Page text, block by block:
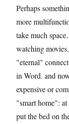
Perhaps
more
take much
watching
"eternal"
in Word. and
expensive or
"smart home":
put the bed on